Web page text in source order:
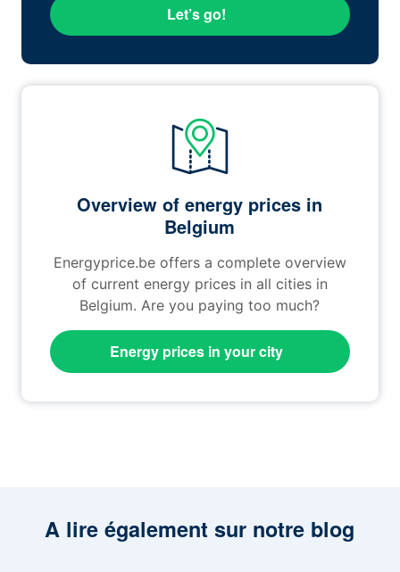
Let’s go!
Overview of energy prices in
Belgium
Energyprice.be offers a complete overview
of current energy prices in all cities in
Belgium. Are you paying too much?
Energy prices in your city
A lire également sur notre blog